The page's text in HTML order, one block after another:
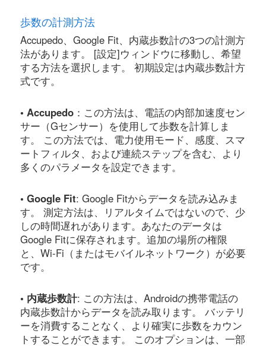
歩数の計測方法
Accupedo、Google Fit、内蔵歩数計の3つの計測方
法があります。 [設定]ウィンドウに移動し、希望
する方法を選択します。 初期設定は内蔵歩数計方
式です。
• Accupedo：この方法は、電話の内部加速度セン
サー（Gセンサー）を使用して歩数を計算しま
す。 この方法では、電力使用モード、感度、スマ
ートフィルタ、および連続ステップを含む、より
多くのパラメータを設定できます。
• Google Fit: Google Fitからデータを読み込みま
す。 測定方法は、リアルタイムではないので、少
しの時間遅れがあります。あなたのデータは
Google Fitに保存されます。追加の場所の権限
と、Wi-Fi（またはモバイルネットワーク）が必要
です。
• 内蔵歩数計: この方法は、Androidの携帯電話の
内蔵歩数計からデータを読み取ります。 バッテリ
ーを消費することなく、より確実に歩数をカウン
トすることができます。 このオプションは、一部